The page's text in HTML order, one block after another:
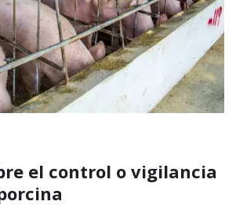
el control o vigilancia